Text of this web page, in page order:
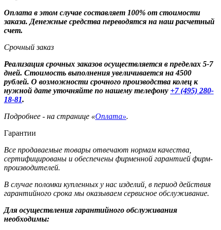
Оплата в этом случае составляет 100% от стоимости
заказа. Денежные средства переводятся на наш расчетный
счет.
Срочный заказ
Реализация срочных заказов осуществляется в пределах 5-7
дней. Стоимость выполнения увеличивается на 4500
рублей. О возможности срочного производства колец к
нужной дате уточняйте по нашему телефону +7 (495) 280-
18-81.
Подробнее - на странице «Оплата».
Гарантии
Все продаваемые товары отвечают нормам качества,
сертифицированы и обеспечены фирменной гарантией фирм-
производителей.
В случае поломки купленных у нас изделий, в период действия
гарантийного срока мы оказываем сервисное обслуживание.
Для осуществления гарантийного обслуживания
необходимы: